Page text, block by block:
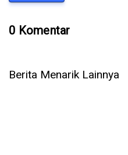
0 Komentar
Berita Menarik Lainnya